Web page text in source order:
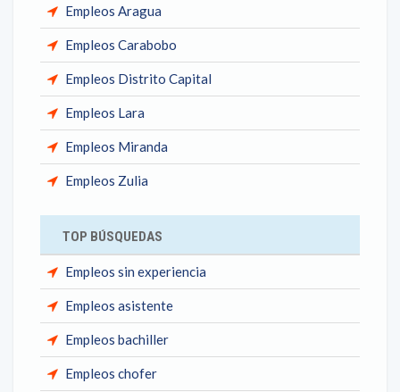
Empleos Aragua
Empleos Carabobo
Empleos Distrito Capital
Empleos Lara
Empleos Miranda
Empleos Zulia
TOP BÚSQUEDAS
Empleos sin experiencia
Empleos asistente
Empleos bachiller
Empleos chofer